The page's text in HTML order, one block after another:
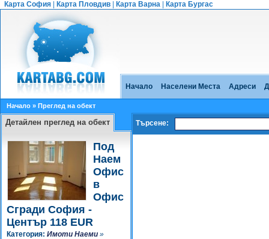
Карта София Карта Пловдив Карта Варна Карта Бургас
Начало Населени Места Адреси
Начало » Преглед на обект
Детайлен преглед на обект
Под
Наем
Офис
в
Офис
Сгради София -
Център 118 EUR
Категория: Имоти Наеми »
Търсене: